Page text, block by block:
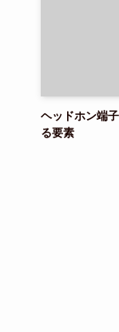
ヘッドホン端
る要素